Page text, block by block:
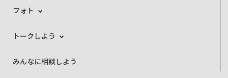
フォト
トークしよう
みんなに相談しよう